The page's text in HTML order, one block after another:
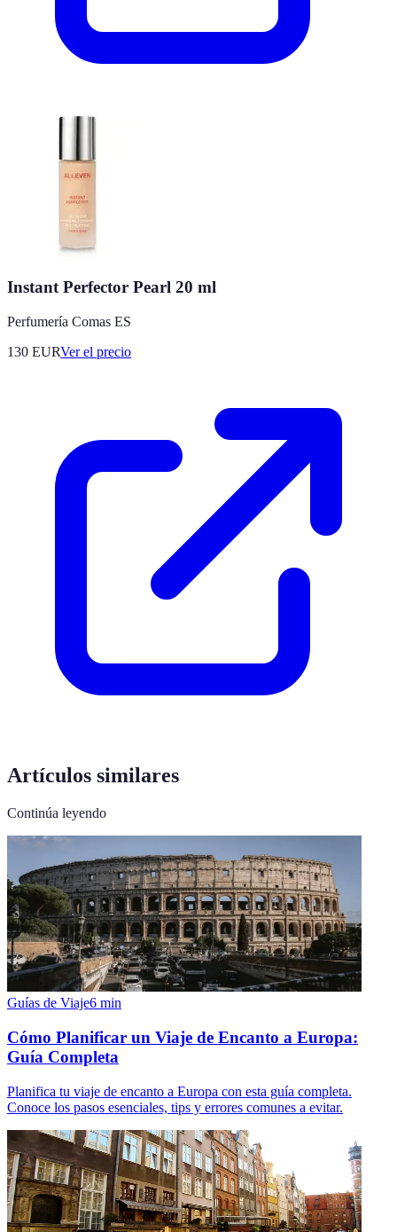
Instant Perfector Pearl 20 ml
Perfumería Comas ES
130 EURVer el precio
Artículos similares
Continúa leyendo
Guías de Viaje6 min
Cómo Planificar un Viaje de Encanto a Europa:
Guía Completa
Planifica tu viaje de encanto a Europa con esta guía completa.
Conoce los pasos esenciales, tips y errores comunes a evitar.